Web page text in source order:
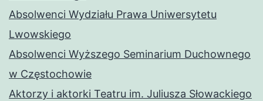
Absolwenci Wydziału Prawa Uniwersytetu
Lwowskiego
Absolwenci Wyższego Seminarium Duchownego
w Częstochowie
Aktorzy i aktorki Teatru im. Juliusza Słowackiego